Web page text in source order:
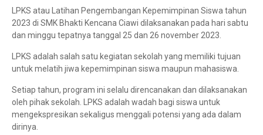
LPKS atau Latihan Pengembangan Kepemimpinan Siswa tahun
2023 di SMK Bhakti Kencana Ciawi dilaksanakan pada hari sabtu
dan minggu tepatnya tanggal 25 dan 26 november 2023.
LPKS adalah salah satu kegiatan sekolah yang memiliki tujuan
untuk melatih jiwa kepemimpinan siswa maupun mahasiswa.
Setiap tahun, program ini selalu direncanakan dan dilaksanakan
oleh pihak sekolah. LPKS adalah wadah bagi siswa untuk
mengekspresikan sekaligus menggali potensi yang ada dalam
dirinya.